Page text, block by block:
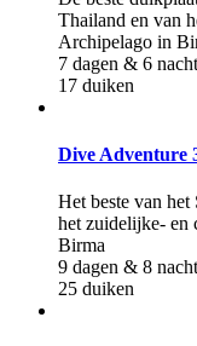
Thailand en van
Archipelago in
7 dagen & 6
17 duiken
Dive Adventure
Het beste van
het zuidelijke- en
Birma
9 dagen & 8
25 duiken